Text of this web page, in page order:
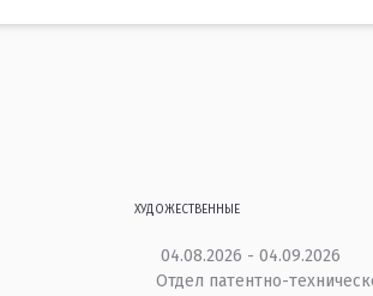
ХУДОЖЕСТВЕННЫЕ
04.08.2026 - 04.09.2026
Отдел патентно-